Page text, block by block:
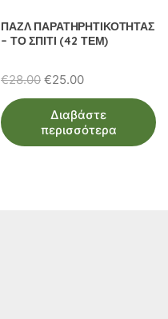
ΠΑΖΛ ΠΑΡΑΤΗΡΗΤΙΚΟΤΗΤΑΣ
– ΤΟ ΣΠΙΤΙ (42 ΤΕΜ)
€28.00 Original
price
was:
€28.00.
€25.00Η
τρέχουσα
τιμή
είναι:
Διαβάστε
περισσότερα